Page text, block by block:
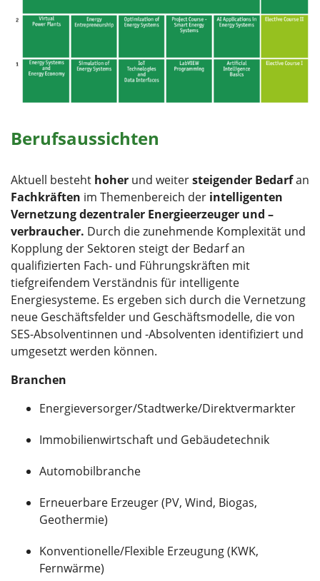
Berufsaussichten
Aktuell besteht hoher und weitersteigender Bedarfan
Fachkräften im Themenbereich der intelligenten
Vernetzung dezentraler Energieerzeuger und –
verbraucher. Durch die zunehmende Komplexität und
Kopplung der Sektoren steigt der Bedarf an
qualifizierten Fach- und Führungskräften mit
tiefgreifendem Verständnis für intelligente
Energiesysteme. Es ergeben sich durch die Vernetzung
neue Geschäftsfelder und Geschäftsmodelle, die von
SES-Absolventinnen und -Absolventen identifiziert und
umgesetzt werden können.
Branchen
Energieversorger/Stadtwerke/Direktvermarkter
Immobilienwirtschaft und Gebäudetechnik
Automobilbranche
Erneuerbare Erzeuger (PV, Wind, Biogas,
Geothermie)
Konventionelle/Flexible Erzeugung (KWK,
Fernwärme)